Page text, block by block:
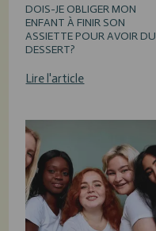
DOIS-JE OBLIGER MON
ENFANT À FINIR SON
ASSIETTE POUR AVOIR DU
DESSERT?
Lire l'article